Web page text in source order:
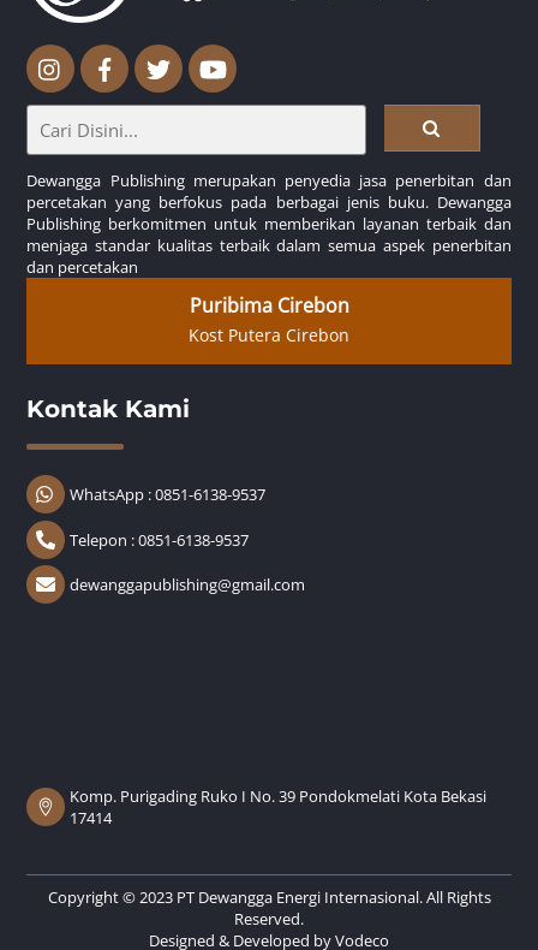
Dewangga Publishing merupakan penyedia jasa penerbitan dan
percetakan yang berfokus pada berbagai jenis buku. Dewangga
Publishing berkomitmen untuk memberikan layanan terbaik dan
menjaga standar kualitas terbaik dalam semua aspek penerbitan
dan percetakan
Puribima Cirebon
Kost Putera Cirebon
Kontak Kami
WhatsApp : 0851-6138-9537
Telepon : 0851-6138-9537
dewanggapublishing@gmail.com
Komp. Purigading Ruko I No. 39 Pondokmelati Kota Bekasi
17414
Copyright © 2023 PT Dewangga Energi Internasional. All Rights
Reserved.
Designed & Developed byVodeco